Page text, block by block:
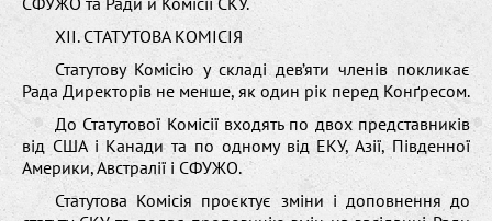
XII. СТАТУТОВА КОМІСІЯ
Статутову Комісію у складі дев’яти членів покликає
Рада Директорів не менше, як один рік перед Конґресом.
До Статутової Комісії входять по двох представників
від США і Канади та по одному від ЕКУ, Азії, Південної
Америки, Австралії і СФУЖО.
Статутова Комісія проєктує зміни і доповнення до